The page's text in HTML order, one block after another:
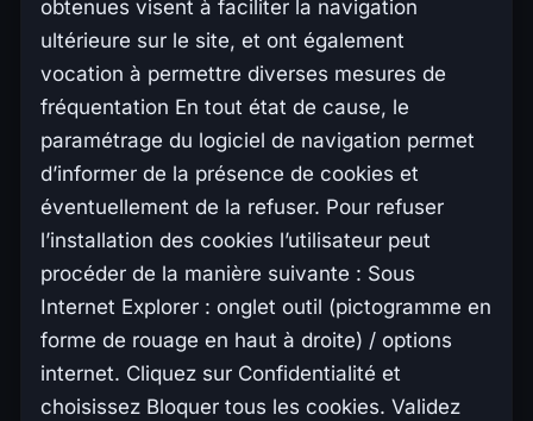
obtenues visent à faciliter la navigation
ultérieure sur le site, et ont également
vocation à permettre diverses mesures de
fréquentation En tout état de cause, le
paramétrage du logiciel de navigation permet
d’informer de la présence de cookies et
éventuellement de la refuser. Pour refuser
l’installation des cookies l’utilisateur peut
procéder de la manière suivante : Sous
Internet Explorer : onglet outil (pictogramme en
forme de rouage en haut à droite) / options
internet. Cliquez sur Confidentialité et
choisissez Bloquer tous les cookies. Validez